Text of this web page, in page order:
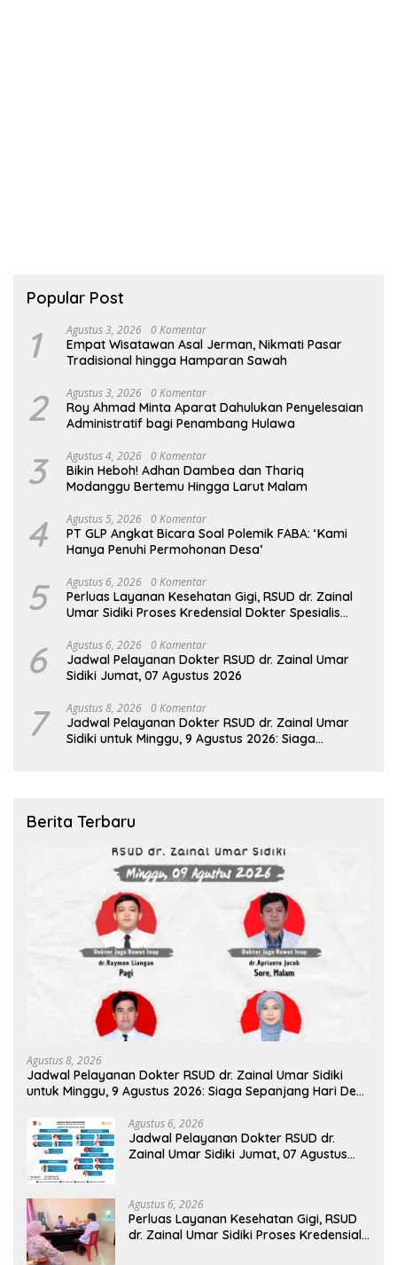
Popular Post
1 Agustus 3, 2026 0 Komentar
Empat Wisatawan Asal Jerman, Nikmati Pasar
Tradisional hingga Hamparan Sawah
2 Agustus 3, 2026 0 Komentar
Roy Ahmad Minta Aparat Dahulukan Penyelesaian
Administratif bagi Penambang Hulawa
3 Agustus 4, 2026 0 Komentar
Bikin Heboh! Adhan Dambea dan Thariq
Modanggu Bertemu Hingga Larut Malam
4 Agustus 5, 2026 0 Komentar
PT GLP Angkat Bicara Soal Polemik FABA: ‘Kami
Hanya Penuhi Permohonan Desa’
5 Agustus 6, 2026 0 Komentar
Perluas Layanan Kesehatan Gigi, RSUD dr. Zainal
Umar Sidiki Proses Kredensial Dokter Spesialis
6 Agustus 6, 2026 0 Komentar
Jadwal Pelayanan Dokter RSUD dr. Zainal Umar
Sidiki Jumat, 07 Agustus 2026
7 Agustus 8, 2026 0 Komentar
Jadwal Pelayanan Dokter RSUD dr. Zainal Umar
Sidiki untuk Minggu, 9 Agustus 2026: Siaga
Berita Terbaru
Agustus 8, 2026
Jadwal Pelayanan Dokter RSUD dr. Zainal Umar Sidiki
untuk Minggu, 9 Agustus 2026: Siaga Sepanjang Hari Demi
Agustus 6, 2026
Jadwal Pelayanan Dokter RSUD dr.
Zainal Umar Sidiki Jumat, 07 Agustus
Agustus 6, 2026
Perluas Layanan Kesehatan Gigi, RSUD
dr. Zainal Umar Sidiki Proses Kredensial